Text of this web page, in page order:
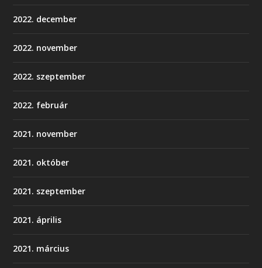
2022. december
2022. november
2022. szeptember
2022. február
2021. november
2021. október
2021. szeptember
2021. április
2021. március